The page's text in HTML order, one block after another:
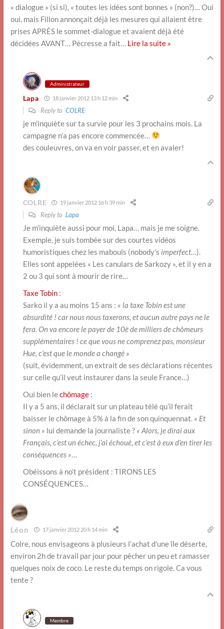
« dialogue » (si si), « toutes les idées sont bonnes » (non?)… Oui
oui, mais Fillon annonçait déjà les mesures qui allaient être
prises APRÈS le sommet-dialogue et avaient déjà été
décidées AVANT… Pécresse a fait… Lire la suite »
Administrateur
Lapa 18 janvier 2012 13 h 12 min
Reply to COLRE
je m’inquiète sur ta survie pour les 3 prochains mois. La
campagne n’a pas encore commencée…
des couleuvres, on va en voir passer, et en avaler!
COLRE 19 janvier 2012 16 h 39 min
Reply to Lapa
Je m’inquiète aussi pour moi, Lapa… mais je me soigne.
Exemple, je suis tombée sur des courtes vidéos
humoristiques chez les mabouls (nobody’s imperfect…).
Elles sont appelées « Les canulars de Sarkozy », et il y en a
2 ou 3 qui sont à mourir de rire…
Taxe Tobin:
Sarko il y a au moins 15 ans : « la taxe Tobin est une
absurdité ! car nous nous taxerons, et aucun autre pays ne le
fera. On va encore le payer de 10è de milliers de chômeurs
supplémentaires ! ce que vous ne comprenez pas, monsieur
Hue, c’est que le monde a changé »
(suit, évidemment, un extrait de ses déclarations récentes
sur celle qu’il veut instaurer dans la seule France…)
Oui bien lechômage:
Il y a 5 ans, il déclarait sur un plateau télé qu’il ferait
baisser le chômage à 5% à la fin de son quinquennat. « Et
sinon » lui demande la journaliste ?« Alors, je dirai aux
Français, c’est un échec, j’ai échoué, et c’est à eux d’en tirer les
conséquences »…
Obéissons à no’t président : TIRONS LES
CONSÉQUENCES…
Léon 17 janvier 2012 20 h 14 min
Colre, nous envisageons à plusieurs l’achat d’une île déserte,
environ 2h de travail par jour pour pêcher un peu et ramasser
quelques noix de coco. Le reste du temps on rigole. Ca vous
tente ?
Membre